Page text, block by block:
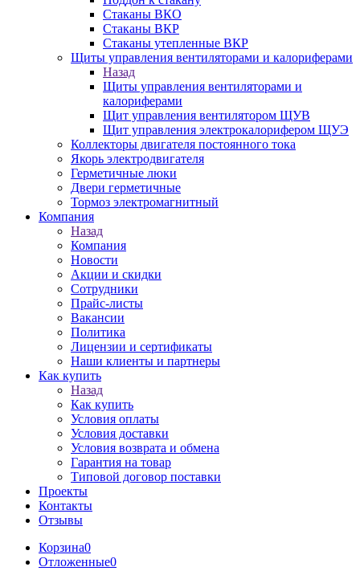
Стаканы ВКО
Стаканы ВКР
Стаканы утепленные ВКР
Щиты управления вентиляторами и калориферами
Назад
Щиты управления вентиляторами и
калориферами
Щит управления вентилятором ЩУВ
Щит управления электрокалорифером ЩУЭ
Коллекторы двигателя постоянного тока
Якорь электродвигателя
Герметичные люки
Двери герметичные
Тормоз электромагнитный
Компания
Назад
Компания
Новости
Акции и скидки
Сотрудники
Прайс-листы
Вакансии
Политика
Лицензии и сертификаты
Наши клиенты и партнеры
Как купить
Назад
Как купить
Условия оплаты
Условия доставки
Условия возврата и обмена
Гарантия на товар
Типовой договор поставки
Проекты
Контакты
Отзывы
Корзина0
Отложенные0